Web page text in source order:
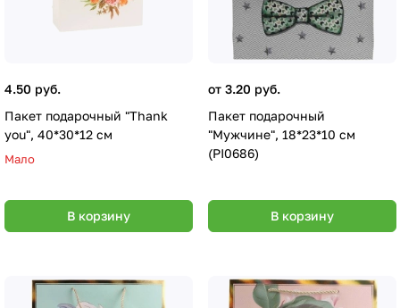
4.50 руб.
Пакет подарочный "Thank
you", 40*30*12 см
Мало
В корзину
от 3.20 руб.
Пакет подарочный
"Мужчине", 18*23*10 см
(PI0686)
В корзину